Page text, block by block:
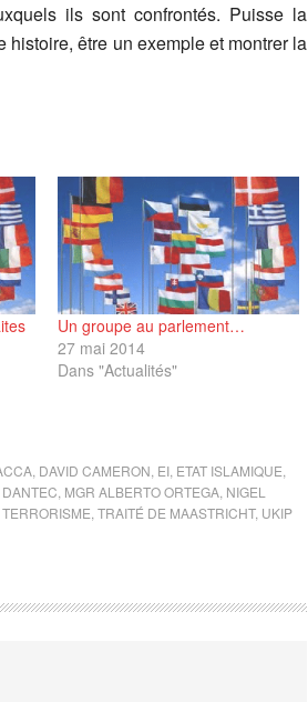
ils sont confrontés. Puisse la
histoire, être un exemple et montrer la
Un groupe au parlement…
27 mai 2014
Dans "Actualités"
DAVID CAMERON EI ETAT ISLAMIQUE
MGR ALBERTO ORTEGA NIGEL
TERRORISME TRAITÉ DE MAASTRICHT, UKIP